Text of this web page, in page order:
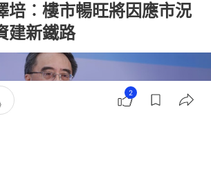
培︰樓市暢旺將因應市況
新鐵路
2